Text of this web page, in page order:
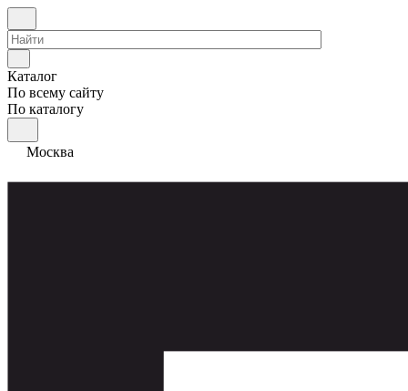
Каталог
По всему сайту
По каталогу
Москва